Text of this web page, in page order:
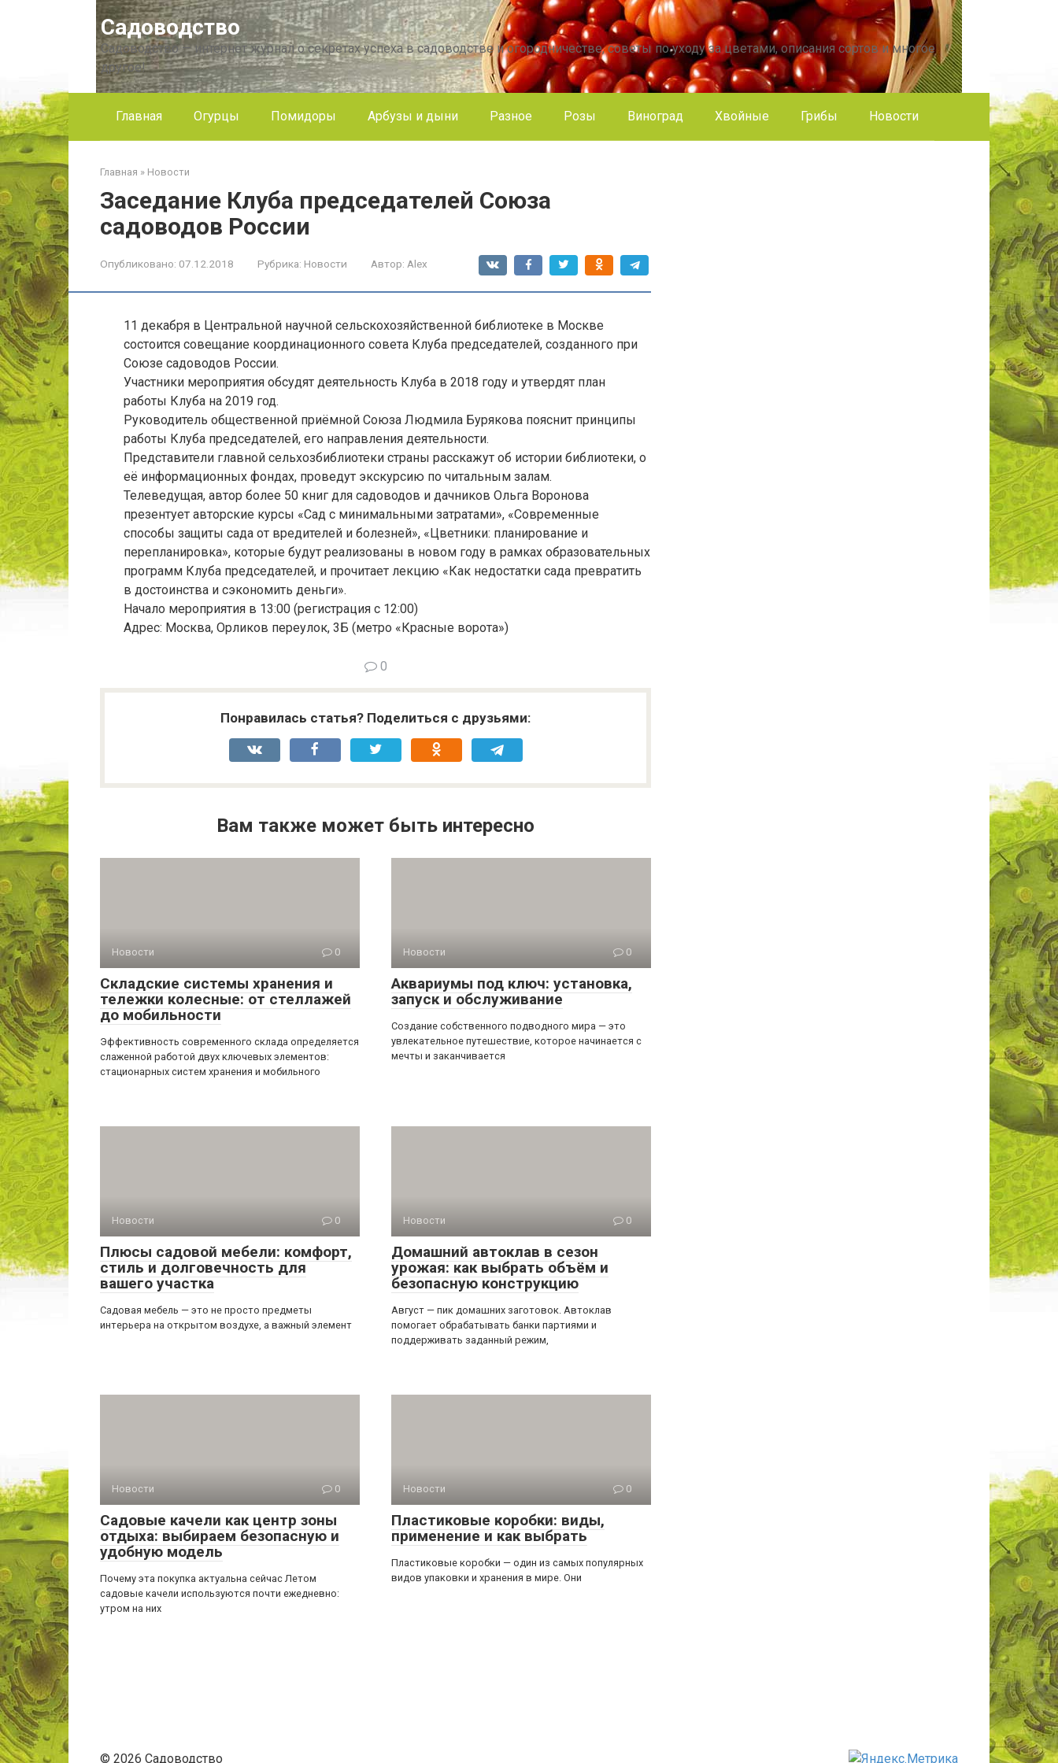
Садоводство
Садоводство — интернет журнал о секретах успеха в садоводстве и огородничестве, советы по уходу за цветами, описания сортов и многое
другое!
Главная Огурцы Помидоры Арбузы и дыни Разное Розы Виноград Хвойные Грибы Новости
Главная » Новости
Заседание Клуба председателей Союза
садоводов России
Опубликовано: 07.12.2018 Рубрика: Новости Автор: Alex
11 декабря в Центральной научной сельскохозяйственной библиотеке в Москве
состоится совещание координационного совета Клуба председателей, созданного при
Союзе садоводов России.
Участники мероприятия обсудят деятельность Клуба в 2018 году и утвердят план
работы Клуба на 2019 год.
Руководитель общественной приёмной Союза Людмила Бурякова пояснит принципы
работы Клуба председателей, его направления деятельности.
Представители главной сельхозбиблиотеки страны расскажут об истории библиотеки, о
её информационных фондах, проведут экскурсию по читальным залам.
Телеведущая, автор более 50 книг для садоводов и дачников Ольга Воронова
презентует авторские курсы «Сад с минимальными затратами», «Современные
способы защиты сада от вредителей и болезней», «Цветники: планирование и
перепланировка», которые будут реализованы в новом году в рамках образовательных
программ Клуба председателей, и прочитает лекцию «Как недостатки сада превратить
в достоинства и сэкономить деньги».
Начало мероприятия в 13:00 (регистрация с 12:00)
Адрес: Москва, Орликов переулок, 3Б (метро «Красные ворота»)
0
Понравилась статья? Поделиться с друзьями:
Вам также может быть интересно
Новости 0
Складские системы хранения и
тележки колесные: от стеллажей
до мобильности
Эффективность современного склада определяется
слаженной работой двух ключевых элементов:
стационарных систем хранения и мобильного
Новости 0
Аквариумы под ключ: установка,
запуск и обслуживание
Создание собственного подводного мира — это
увлекательное путешествие, которое начинается с
мечты и заканчивается
Новости 0
Плюсы садовой мебели: комфорт,
стиль и долговечность для
вашего участка
Садовая мебель — это не просто предметы
интерьера на открытом воздухе, а важный элемент
Новости 0
Домашний автоклав в сезон
урожая: как выбрать объём и
безопасную конструкцию
Август — пик домашних заготовок. Автоклав
помогает обрабатывать банки партиями и
поддерживать заданный режим,
Новости 0
Садовые качели как центр зоны
отдыха: выбираем безопасную и
удобную модель
Почему эта покупка актуальна сейчас Летом
садовые качели используются почти ежедневно:
утром на них
Новости 0
Пластиковые коробки: виды,
применение и как выбрать
Пластиковые коробки — один из самых популярных
видов упаковки и хранения в мире. Они
© 2026 Садоводство